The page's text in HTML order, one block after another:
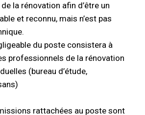
la rénovation afin d’être un
et reconnu, mais n’est pas
du poste consistera à
professionnels de la rénovation
(bureau d’étude,
rattachées au poste sont